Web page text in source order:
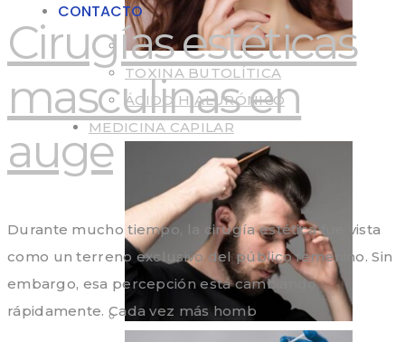
TOXINA BUTOLÍTICA
ÁCIDO HIALURÓNICO
MEDICINA CAPILAR
CONTACTO
Cirugías estéticas
masculinas en
auge
Durante mucho tiempo, la cirugía estética fue vista
como un terreno exclusivo del público femenino. Sin
embargo, esa percepción está cambiando
rápidamente. Cada vez más homb